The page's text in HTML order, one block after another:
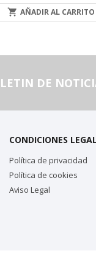
 AÑADIR AL CARRITO
DE
CONDICIONES
Política de privacidad
Política de cookies
Aviso Legal